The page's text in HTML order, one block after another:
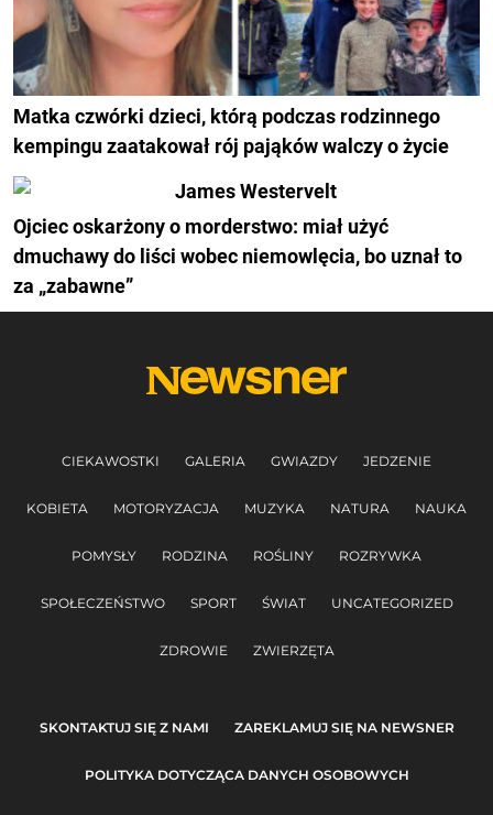
Matka czwórki dzieci, którą podczas rodzinnego
kempingu zaatakował rój pająków walczy o życie
Ojciec oskarżony o morderstwo: miał użyć
dmuchawy do liści wobec niemowlęcia, bo uznał to
za „zabawne”
CIEKAWOSTKI GALERIA GWIAZDY JEDZENIE
KOBIETA MOTORYZACJA MUZYKA NATURA NAUKA
POMYSŁY RODZINA ROŚLINY ROZRYWKA
SPOŁECZEŃSTWO SPORT ŚWIAT UNCATEGORIZED
ZDROWIE ZWIERZĘTA
SKONTAKTUJ SIĘ Z NAMI ZAREKLAMUJ SIĘ NA NEWSNER
POLITYKA DOTYCZĄCA DANYCH OSOBOWYCH